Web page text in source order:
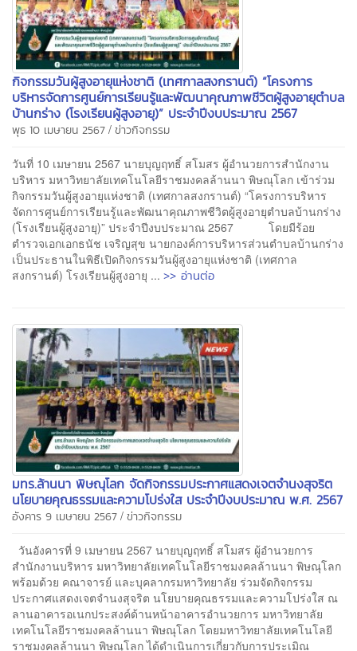
กิจกรรมวันผู้สูงอายุแห่งชาติ (เทศกาลสงกรานต์) “โครงการ
บริหารจัดการศูนย์การเรียนรู้และพัฒนาคุณภาพชีวิตผู้สูงอายุตำบล
บ้านกร่าง (โรงเรียนผู้สูงอายุ)” ประจำปีงบประมาณ 2567
พุธ 10 เมษายน 2567 / ข่าวกิจกรรม
วันที่ 10 เมษายน 2567 นายบุญฤทธิ์ สโมสร ผู้อำนวยการสำนักงาน
บริหาร มหาวิทยาลัยเทคโนโลยีราชมงคลล้านนา พิษณุโลก เข้าร่วม
กิจกรรมวันผู้สูงอายุแห่งชาติ (เทศกาลสงกรานต์) “โครงการบริหาร
จัดการศูนย์การเรียนรู้และพัฒนาคุณภาพชีวิตผู้สูงอายุตำบลบ้านกร่าง
(โรงเรียนผู้สูงอายุ)” ประจำปีงบประมาณ 2567 โดยมีร้อย
ตำรวจเอกเอกธนัช เจริญสุข นายกองค์การบริหารส่วนตำบลบ้านกร่าง
เป็นประธานในพิธีเปิดกิจกรรมวันผู้สูงอายุแห่งชาติ (เทศกาล
สงกรานต์) โรงเรียนผู้สูงอายุ ... >> อ่านต่อ
มทร.ล้านนา พิษณุโลก จัดกิจกรรมประกาศแสดงเจตจำนงสุจริต
นโยบายคุณธรรมและความโปร่งใส ประจำปีงบประมาณ พ.ศ. 2567
อังคาร 9 เมษายน 2567 / ข่าวกิจกรรม
วันอังคารที่ 9 เมษายน 2567 นายบุญฤทธิ์ สโมสร ผู้อำนวยการ
สำนักงานบริหาร มหาวิทยาลัยเทคโนโลยีราชมงคลล้านนา พิษณุโลก
พร้อมด้วย คณาจารย์ และบุคลากรมหาวิทยาลัย ร่วมจัดกิจกรรม
ประกาศแสดงเจตจำนงสุจริต นโยบายคุณธรรมและความโปร่งใส ณ
ลานอาคารอเนกประสงค์ด้านหน้าอาคารอำนวยการ มหาวิทยาลัย
เทคโนโลยีราชมงคลล้านนา พิษณุโลก โดยมหาวิทยาลัยเทคโนโลยี
ราชมงคลล้านนา พิษณุโลก ได้ดำเนินการเกี่ยวกับการประเมิณ